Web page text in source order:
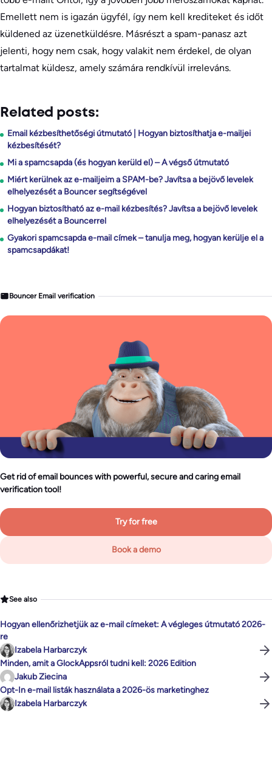
Emellett nem is igazán ügyfél, így nem kell krediteket és időt
küldened az üzenetküldésre. Másrészt a spam-panasz azt
jelenti, hogy nem csak, hogy valakit nem érdekel, de olyan
tartalmat küldesz, amely számára rendkívül irreleváns.
Related posts:
Email kézbesíthetőségi útmutató | Hogyan biztosíthatja e-mailjei
kézbesítését?
Mi a spamcsapda (és hogyan kerüld el) – A végső útmutató
Miért kerülnek az e-mailjeim a SPAM-be? Javítsa a bejövő levelek
elhelyezését a Bouncer segítségével
Hogyan biztosítható az e-mail kézbesítés? Javítsa a bejövő levelek
elhelyezését a Bouncerrel
Gyakori spamcsapda e-mail címek – tanulja meg, hogyan kerülje el a
spamcsapdákat!
Bouncer Email verification
Get rid of email bounces with powerful, secure and caring email
verification tool!
Try for free
Book a demo
See also
Hogyan ellenőrizhetjük az e-mail címeket: A végleges útmutató 2026-
re
Izabela Harbarczyk
Minden, amit a GlockAppsról tudni kell: 2026 Edition
Jakub Ziecina
Opt-In e-mail listák használata a 2026-ös marketinghez
Izabela Harbarczyk